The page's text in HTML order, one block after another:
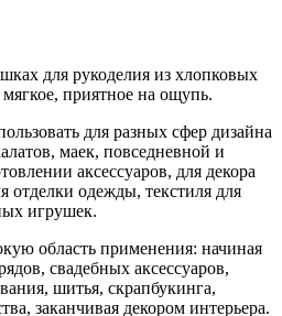
для рукоделия из хлопковых
приятное на ощупь.
для разных сфер дизайна
маек, повседневной и
аксессуаров, для декора
отделки одежды, текстиля для
игрушек.
область применения: начиная
свадебных аксессуаров,
шитья, скрапбукинга,
заканчивая декором интерьера.